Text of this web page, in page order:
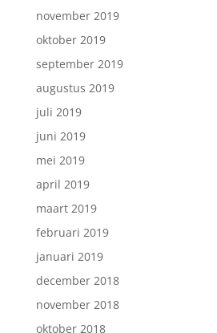
november 2019
oktober 2019
september 2019
augustus 2019
juli 2019
juni 2019
mei 2019
april 2019
maart 2019
februari 2019
januari 2019
december 2018
november 2018
oktober 2018